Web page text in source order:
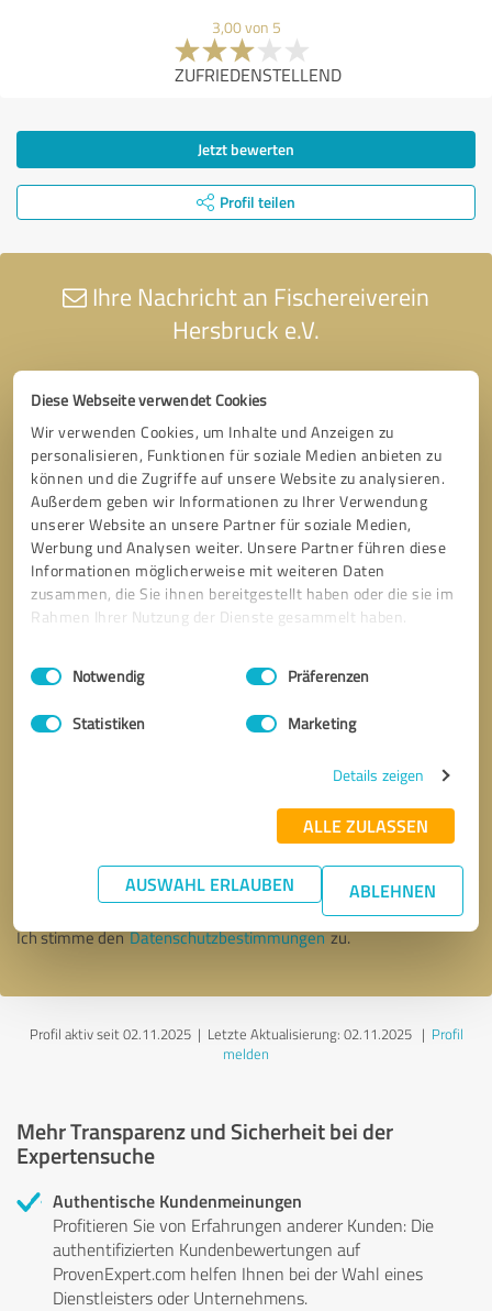
Diese Webseite verwendet Cookies
Wir verwenden Cookies, um Inhalte und Anzeigen zu
personalisieren, Funktionen für soziale Medien anbieten zu
können und die Zugriffe auf unsere Website zu analysieren.
Außerdem geben wir Informationen zu Ihrer Verwendung
unserer Website an unsere Partner für soziale Medien,
Werbung und Analysen weiter. Unsere Partner führen diese
Informationen möglicherweise mit weiteren Daten
zusammen, die Sie ihnen bereitgestellt haben oder die sie im
Rahmen Ihrer Nutzung der Dienste gesammelt haben.
Impressum Datenschutzbestimmungen
Einwilligungsauswahl
Notwendig Präferenzen
Statistiken Marketing
Details zeigen
ALLE ZULASSEN
AUSWAHL ERLAUBEN ABLEHNEN
3,00 von 5
ZUFRIEDENSTELLEND
Jetzt bewerten
Profil teilen
Ihre Nachricht an Fischereiverein
Hersbruck e.V.
* Erforderliche Angaben
Nachricht senden
Ich stimme denDatenschutzbestimmungenzu.
Profil aktiv seit 02.11.2025 | Letzte Aktualisierung: 02.11.2025| Profil
melden
Mehr Transparenz und Sicherheit bei der
Expertensuche
Authentische Kundenmeinungen
Profitieren Sie von Erfahrungen anderer Kunden: Die
authentifizierten Kundenbewertungen auf
ProvenExpert.com helfen Ihnen bei der Wahl eines
Dienstleisters oder Unternehmens.